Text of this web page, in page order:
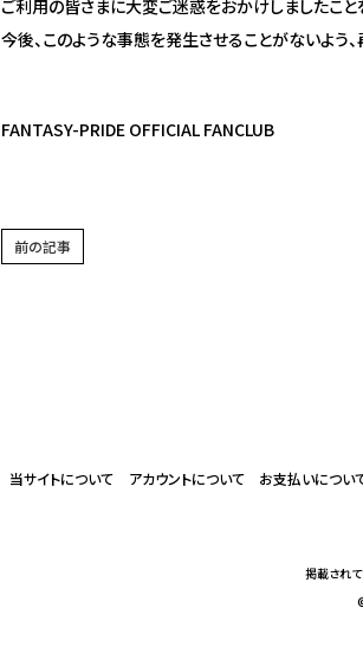
ご利用の皆さまに大変ご迷惑をおかけしましたこと
今後、このような事態を発生させることがないよう
FANTASY-PRIDE OFFICIAL FANCLUB
前の記事
当サイトについて アカウントについて お支払いについ
掲載され